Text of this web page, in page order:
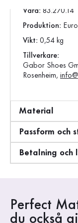
Vara: 83.270.14
Produktion:
Vikt: 0,54 kg
Tillverkare:
Gabor Shoes
Rosenheim,
Material
Passform och
Betalning och
Perfect
du också